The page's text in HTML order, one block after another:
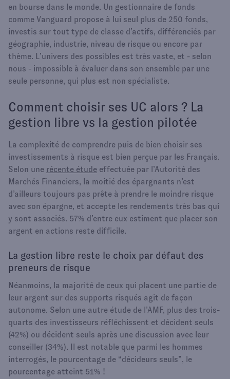
en bourse dans le monde. Un gestionnaire de fonds
comme Vanguard propose à lui seul plus de 250 fonds,
investis sur tout type de classe d’actifs, différenciés par
géographie, industrie, niveau de risque ou encore par
thème. L’univers des possibles est très vaste, et - selon
nous - impossible à évaluer dans son ensemble par une
seule personne, qui plus est non spécialiste.
Comment choisir ses UC alors ? La
gestion libre vs la gestion pilotée
La complexité de comprendre puis de bien choisir ses
investissements à risque est bien perçue par les Français.
Selon une récente étude effectuée par l’Autorité des
Marchés Financiers, la moitié des épargnants n’est
d’ailleurs toujours pas prête à prendre le moindre risque
avec son épargne, et accepte les rendements très bas qui
y sont associés. 57% d’entre eux estiment que placer son
argent en actions reste difficile.
La gestion libre reste le choix par défaut des
preneurs de risque
Néanmoins, la majorité de ceux qui placent une partie de
leur argent sur des supports risqués agit de façon
autonome. Selon une autre étude de l’AMF, plus des trois-
quarts des investisseurs réfléchissent et décident seuls
(42%) ou décident seuls après une discussion avec leur
conseiller (34%). Il est notable que parmi les hommes
interrogés, le pourcentage de “décideurs seuls”, le
pourcentage atteint 51% !